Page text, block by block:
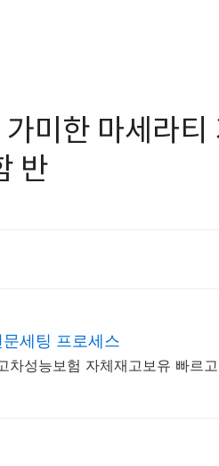
미한 마세라티
반
세팅 프로세스
성능보험 자체재고보유 빠르